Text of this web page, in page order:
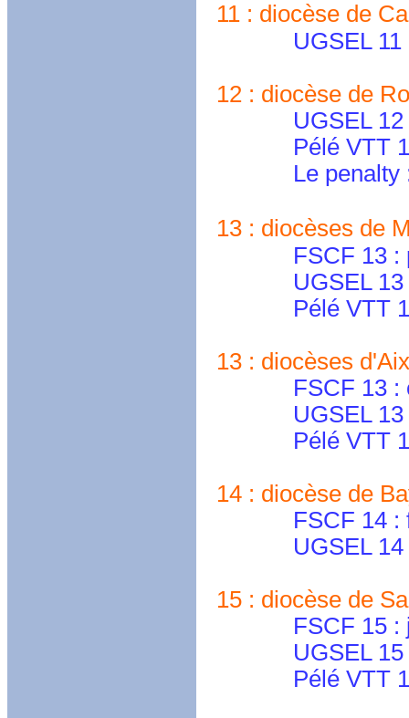
11 : diocèse de
UGSEL 11 :
12 : diocèse de
UGSEL 12 :
Pélé VTT
Le penalty
13 : diocèses de
FSCF 13 :
UGSEL 13
Pélé VTT
13 : diocèses
FSCF 13 :
UGSEL 13
Pélé VTT
14 : diocèse de
FSCF 14 :
UGSEL 14
15 : diocèse de
FSCF 15 :
UGSEL 15 :
Pélé VTT 15 :